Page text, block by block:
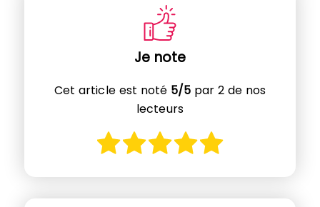
Je note
Cet article est noté 5/5 par 2 de nos
lecteurs